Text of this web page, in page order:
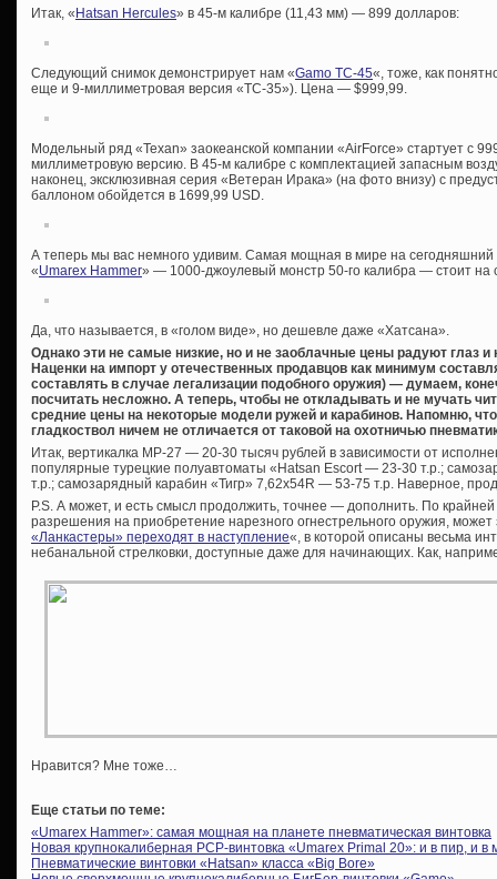
Итак, «Hatsan Hercules» в 45-м калибре (11,43 мм) — 899 долларов:
Следующий снимок демонстрирует нам «Gamo TC-45«, тоже, как
еще и 9-миллиметровая версия «TC-35»). Цена — $999,99.
Модельный ряд «Texan» заокеанской компании «AirForce» стартует с
миллиметровую версию. В 45-м калибре с комплектацией запасным
наконец, эксклюзивная серия «Ветеран Ирака» (на фото внизу) с
баллоном обойдется в 1699,99 USD.
А теперь мы вас немного удивим. Самая мощная в мире на сегодняшний
«Umarex Hammer» — 1000-джоулевый монстр 50-го калибра — стоит на
Да, что называется, в «голом виде», но дешевле даже «Хатсана».
Однако эти не самые низкие, но и не заоблачные цены радуют глаз и
Наценки на импорт у отечественных продавцов как минимум
составлять в случае легализации подобного оружия) — думаем,
посчитать несложно. А теперь, чтобы не откладывать и не мучать
средние цены на некоторые модели ружей и карабинов. Напомню,
гладкоствол ничем не отличается от таковой на охотничью
Итак, вертикалка МР-27 — 20-30 тысяч рублей в зависимости от
популярные турецкие полуавтоматы «Hatsan Escort — 23-30 т.р.;
т.р.; самозарядный карабин «Тигр» 7,62х54R — 53-75 т.р. Наверное,
P.S. А может, и есть смысл продолжить, точнее — дополнить. По
разрешения на приобретение нарезного огнестрельного оружия,
«Ланкастеры» переходят в наступление«, в которой описаны весьма
небанальной стрелковки, доступные даже для начинающих. Как,
Нравится? Мне тоже…
Еще статьи по теме:
«Umarex Hammer»: самая мощная на планете пневматическая винтовка
Новая крупнокалиберная PCP-винтовка «Umarex Primal 20»: и в пир, и в
Пневматические винтовки «Hatsan» класса «Big Bore»